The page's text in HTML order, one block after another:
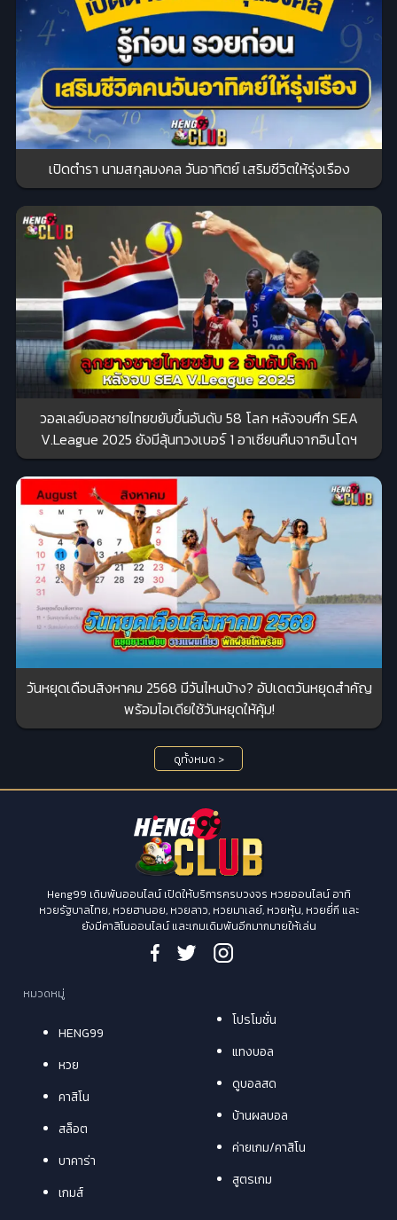
เปิดตำรา นามสกุลมงคล วันอาทิตย์ เสริมชีวิตให้รุ่งเรือง
วอลเลย์บอลชายไทยขยับขึ้นอันดับ 58 โลก หลังจบศึก SEA
V.League 2025 ยังมีลุ้นทวงเบอร์ 1 อาเซียนคืนจากอินโดฯ
วันหยุดเดือนสิงหาคม 2568 มีวันไหนบ้าง? อัปเดตวันหยุดสำคัญ
พร้อมไอเดียใช้วันหยุดให้คุ้ม!
ดูทั้งหมด >
Heng99 เดิมพันออนไลน์ เปิดให้บริการครบวงจร หวยออนไลน์ อาทิ
หวยรัฐบาลไทย, หวยฮานอย, หวยลาว, หวยมาเลย์, หวยหุ้น, หวยยี่กี และ
ยังมีคาสิโนออนไลน์ และเกมเดิมพันอีกมากมายให้เล่น
หมวดหมู่
HENG99
หวย
คาสิโน
สล็อต
บาคาร่า
เกมส์
โปรโมชั่น
แทงบอล
ดูบอลสด
บ้านผลบอล
ค่ายเกม/คาสิโน
สูตรเกม